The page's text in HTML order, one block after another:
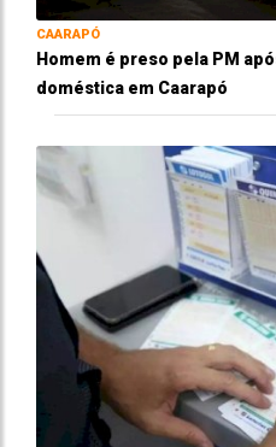
CAARAPÓ
Homem é preso pela PM
doméstica em Caarapó